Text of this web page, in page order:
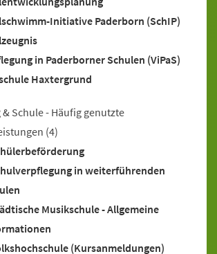
Initiative Paderborn (SchIP)
in Paderborner Schulen (ViPaS)
Haxtergrund
Schule - Häufig genutzte
(4)
in weiterführenden
Musikschule - Allgemeine
(Kursanmeldungen)